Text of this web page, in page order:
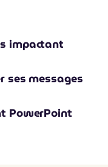
impactant
messages
PowerPoint